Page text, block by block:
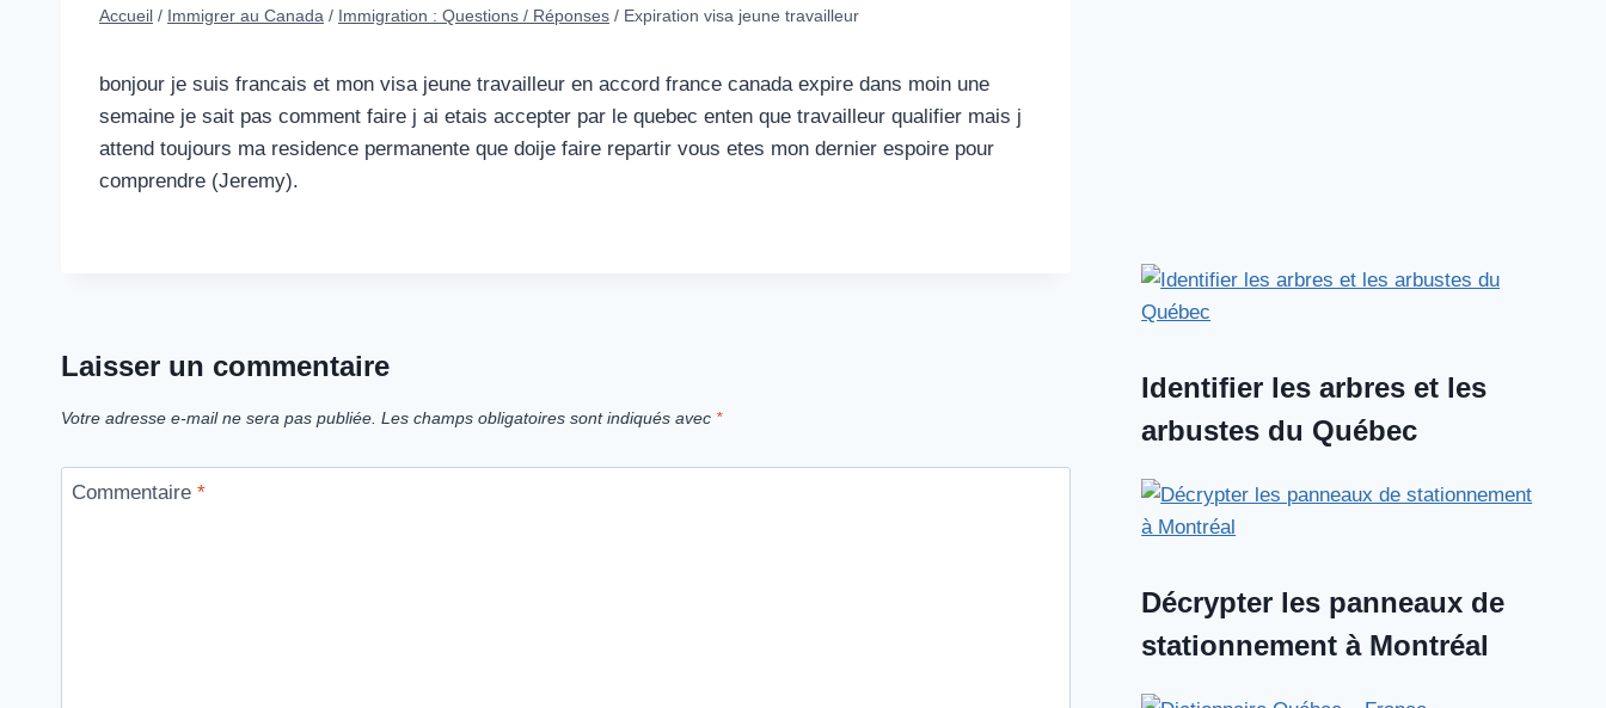
Accueil / Immigrer au Canada / Immigration : Questions / Réponses / Expiration visa jeune travailleur
bonjour je suis francais et mon visa jeune travailleur en accord france canada expire dans moin une
semaine je sait pas comment faire j ai etais accepter par le quebec enten que travailleur qualifier mais j
attend toujours ma residence permanente que doije faire repartir vous etes mon dernier espoire pour
comprendre (Jeremy).
Laisser un commentaire
Votre adresse e-mail ne sera pas publiée. Les champs obligatoires sont indiqués avec *
Commentaire *
Identifier les arbres et les
arbustes du Québec
Décrypter les panneaux de
stationnement à Montréal